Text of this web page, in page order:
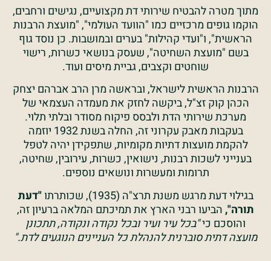
מתוך מטרה להבטיח שירותי דת מקצועיים, נגישים ורחבים,
הוקמו גופים מרכזיים כמו "הוועד העולמי", "מועצת הרבנות
הראשית", ו"ועדי קהילות" בערים ובמושבות. כן נוסד גוף
בשם "מועצת השחיטה", שעסק בנושאי כשרות, רישוי
שוחטים וקצבים, גביית מיסים ועוד.
הרבנות הראשית לישראל, ובראשה מרן הרב אברהם יצחק
הכהן קוק זצ"ל, ביקשה לחזק את מעמדה העצמאי של
מערכת שירותי הדת ולבסס פיקוח מסודר ובלתי תלוי.
בעקבות מאבק עקרוני זה, החלה בשנת 1932 יוזמה
להקמת מועצות דתיות מקומיות, שתפקידן יהיה לטפל
בענייני לשכות רבנות, נישואין, כשרות, עירובין, שחיטה,
תרומות ומעשרות ונושאים נוספים.
בגילוי דעת מרגש משנת תרצ"ה (1935), שכותרתו
"דעת
תורה",הביעו רבני הארץ את תמיכתם המלאה ברעיון זה,
והוסכם כי"בכל עיר ועיר ובכל נקודה ונקודה, תתכונן
מועצה דתית סוברנית להנהלת כל העניינים הנוגעים לדת."